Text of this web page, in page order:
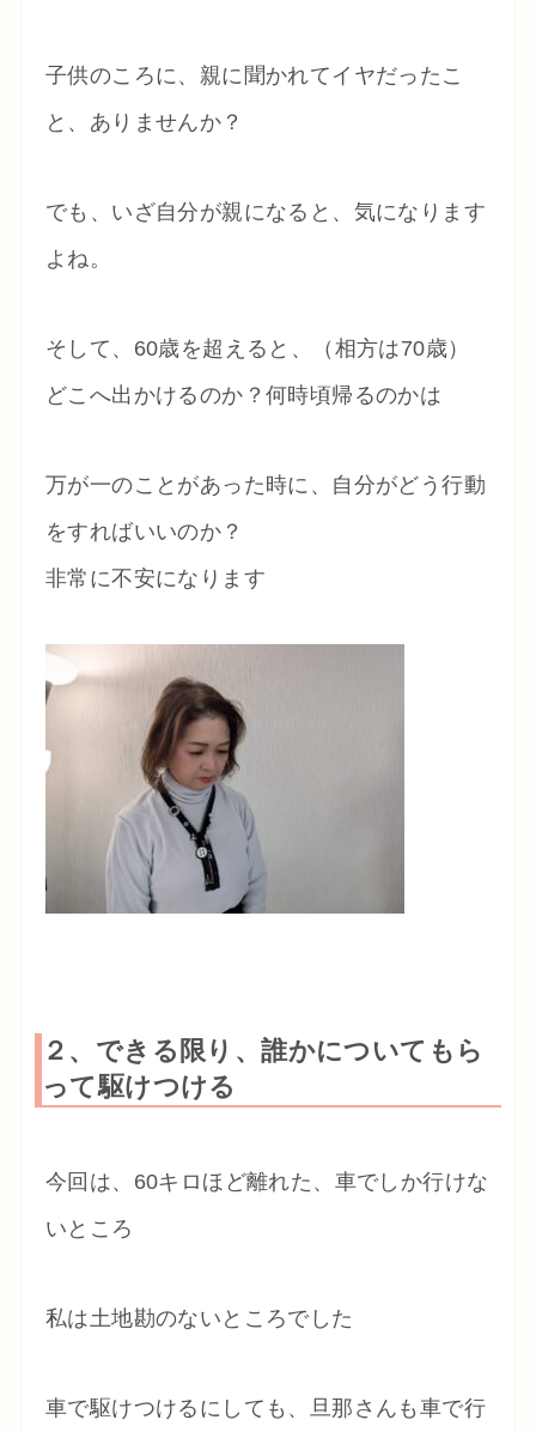
子供のころに、親に聞かれてイヤだったこ
と、ありませんか？
でも、いざ自分が親になると、気になります
よね。
そして、60歳を超えると、（相方は70歳）
どこへ出かけるのか？何時頃帰るのかは
万が一のことがあった時に、自分がどう行動
をすればいいのか？
非常に不安になります
２、できる限り、誰かについてもら
って駆けつける
今回は、60キロほど離れた、車でしか行けな
いところ
私は土地勘のないところでした
車で駆けつけるにしても、旦那さんも車で行